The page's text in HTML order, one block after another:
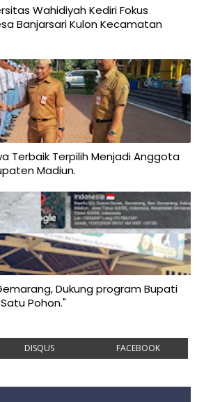
Wahidiyah Kediri Fokus
Banjarsari Kulon Kecamatan
Terbaik Terpilih Menjadi Anggota
Madiun.
Dukung program Bupati
Pohon."
DISQUS FACEBOOK